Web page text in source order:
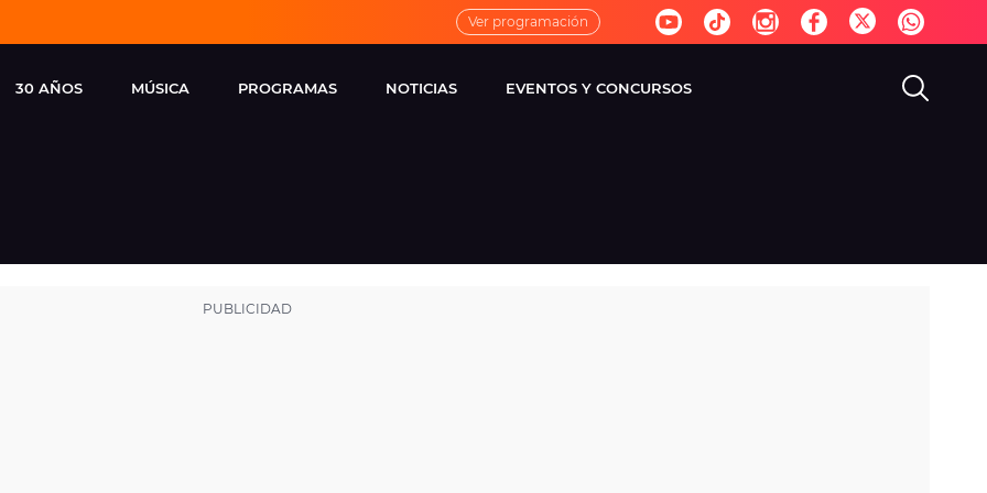
Ver programación
30 AÑOS MÚSICA
FM
PROGRAMAS
VIRALES
NOTICIAS EVENTOS Y CONCURSOS